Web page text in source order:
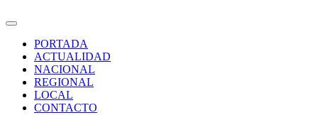
PORTADA
ACTUALIDAD
NACIONAL
REGIONAL
LOCAL
CONTACTO